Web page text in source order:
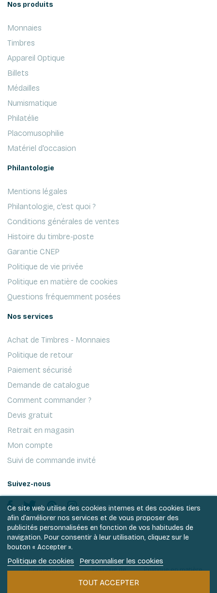
Nos produits
Monnaies
Timbres
Appareil Optique
Billets
Médailles
Numismatique
Philatélie
Placomusophilie
Matériel d'occasion
Philantologie
Mentions légales
Philantologie, c'est quoi ?
Conditions générales de ventes
Histoire du timbre-poste
Garantie CNEP
Politique de vie privée
Politique en matière de cookies
Questions fréquemment posées
Nos services
Achat de Timbres - Monnaies
Politique de retour
Paiement sécurisé
Demande de catalogue
Comment commander ?
Devis gratuit
Retrait en magasin
Mon compte
Suivi de commande invité
Suivez-nous
Ce site web utilise des cookies internes et des cookies tiers
afin d’améliorer nos services et de vous proposer des
publicités personnalisées en fonction de vos habitudes de
navigation. Pour consentir à leur utilisation, cliquez sur le
bouton « Accepter ».
Politique de cookies Personnaliser les cookies
TOUT ACCEPTER
Conditions
Politique de
vie privée
Politique en matière